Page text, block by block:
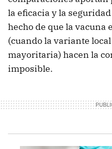
la eficacia y la
hecho de que la vacuna
(cuando la variante
mayoritaria) hacen la
imposible.